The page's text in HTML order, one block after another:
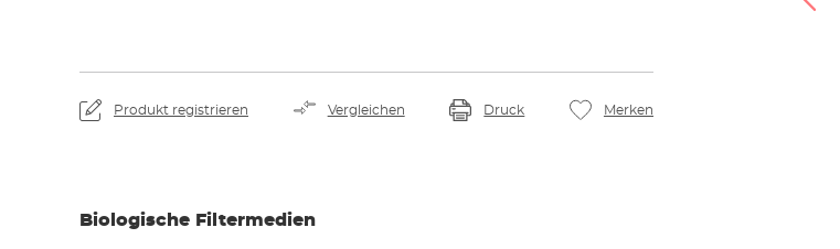
Produkt registrieren Vergleichen Druck Merken
Biologische Filtermedien